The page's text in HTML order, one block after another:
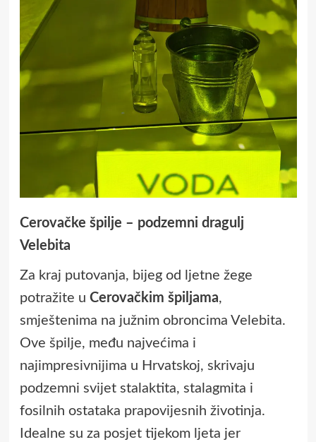
Cerovačke špilje – podzemni dragulj
Velebita
Za kraj putovanja, bijeg od ljetne žege
potražite u Cerovačkim špiljama,
smještenima na južnim obroncima Velebita.
Ove špilje, među najvećima i
najimpresivnijima u Hrvatskoj, skrivaju
podzemni svijet stalaktita, stalagmita i
fosilnih ostataka prapovijesnih životinja.
Idealne su za posjet tijekom ljeta jer